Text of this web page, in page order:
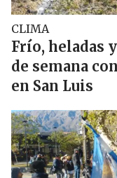
CLIMA
Frío, heladas
de semana
en San Luis